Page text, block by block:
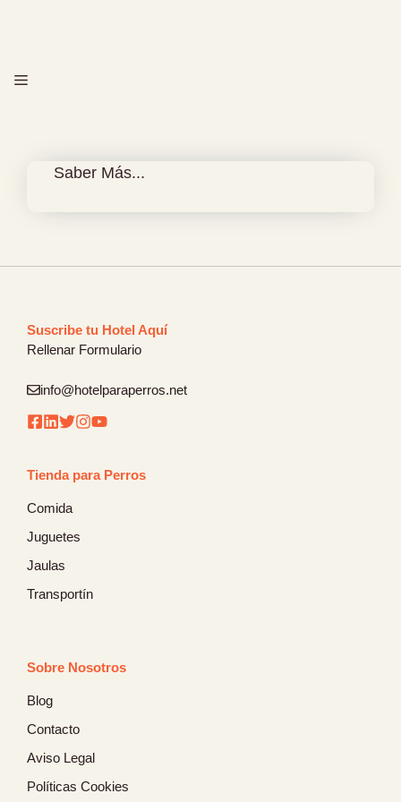
MENÚ
Saber Más...
Suscribe tu Hotel Aquí
Rellenar Formulario
info@hotelparaperros.net
Tienda para Perros
Comida
Juguetes
Jaulas
Transportín
Sobre Nosotros
Blog
Contacto
Aviso Legal
Políticas Cookies